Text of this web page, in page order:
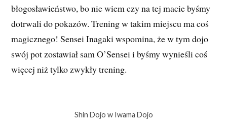
błogosławieństwo, bo nie wiem czy na tej macie byśmy
dotrwali do pokazów. Trening w takim miejscu ma coś
magicznego! Sensei Inagaki wspomina, że w tym dojo
swój pot zostawiał sam O’Sensei i byśmy wynieśli coś
więcej niż tylko zwykły trening.
Shin Dojo w Iwama Dojo